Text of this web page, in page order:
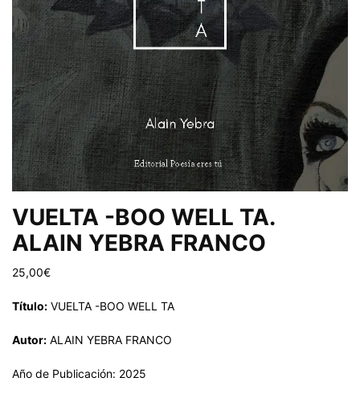
VUELTA -BOO WELL TA.
ALAIN YEBRA FRANCO
25,00€
Título: VUELTA -BOO WELL TA
Autor: ALAIN YEBRA FRANCO
Año de Publicación: 2025